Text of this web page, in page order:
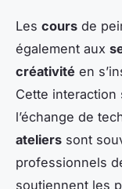
Les cours de
également aux
créativité en
Cette interaction
l’échange de
ateliers sont
professionnels
soutiennent les